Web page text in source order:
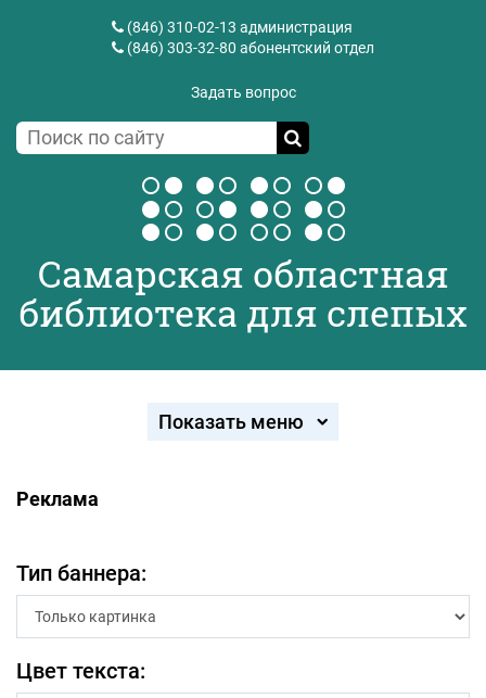
(846) 310-02-13 администрация
(846) 303-32-80 абонентский отдел
Задать вопрос
Самарская областная
библиотека для слепых
Показать меню
Реклама
Тип баннера:
Цвет текста: